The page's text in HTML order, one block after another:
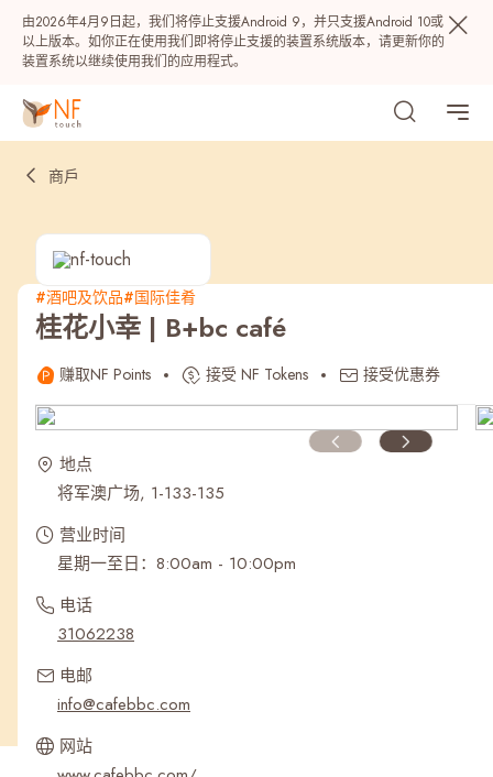
由2026年4月9日起，我们将停止支援Android 9，并只支援Android 10或
以上版本。如你正在使用我们即将停止支援的装置系统版本，请更新你的
装置系统以继续使用我们的应用程式。
热门
最近搜寻纪录
商戶
#酒吧及饮品#国际佳肴
桂花小幸 | B+bc café
赚取NF Points 接受 NF Tokens 接受优惠券
地点
将军澳广场, 1-133-135
营业时间
星期一至日：8:00am - 10:00pm
电话
31062238
电邮
info@cafebbc.com
网站